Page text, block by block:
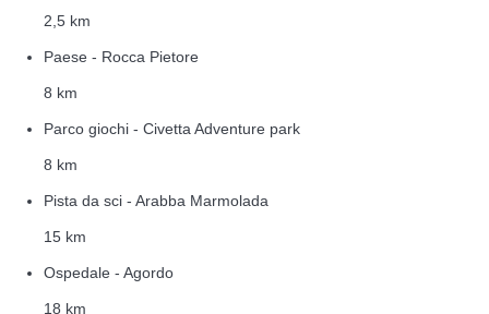
2,5 km
Paese - Rocca Pietore
8 km
Parco giochi - Civetta Adventure park
8 km
Pista da sci - Arabba Marmolada
15 km
Ospedale - Agordo
18 km